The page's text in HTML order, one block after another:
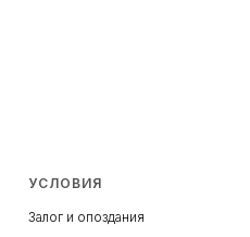
УСЛОВИЯ
Залог и опоздания